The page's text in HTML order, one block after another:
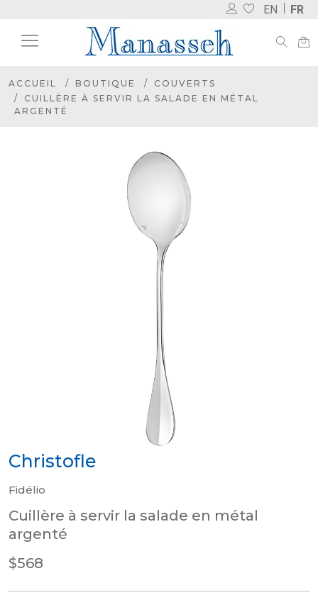
EN FR
ACCUEIL BOUTIQUE
COUVERTS
CUILLÈRE À SERVIR LA SALADE EN MÉTAL
ARGENTÉ
Christofle
Fidélio
Cuillère à servir la salade en métal
argenté
$568